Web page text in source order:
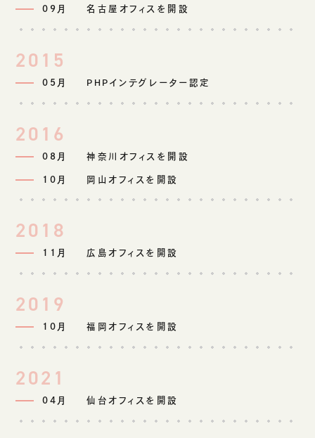
09月 名古屋オフィスを開設
2015
05月 PHPインテグレーター認定
2016
08月 神奈川オフィスを開設
10月 岡山オフィスを開設
2018
11月 広島オフィスを開設
2019
10月 福岡オフィスを開設
2021
04月 仙台オフィスを開設